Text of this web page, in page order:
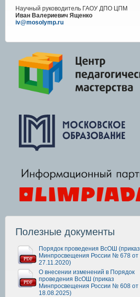
Научный руководитель ГАОУ ДПО ЦПМ
Иван Валериевич Ященко
iv@mosolymp.ru
Полезные документы
Порядок проведения ВсОШ (приказ
Минпросвещения России № 678 от
27.11.2020)
О внесении изменений в Порядок
проведения ВсОШ (приказ
Минпросвещения России № 608 от
18.08.2025)